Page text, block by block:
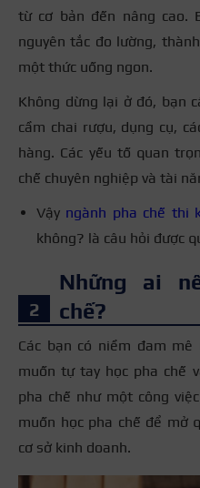
từ cơ bản đến nâng cao.
nguyên tắc đo lường,
một thức uống ngon.
Không dừng lại ở đó, bạn
cầm chai rượu, dụng cụ,
hàng. Các yếu tố quan
chế chuyên nghiệp và tài
Vậy ngành pha chế thi
không? là câu hỏi được
Những ai
chế?
Các bạn có niềm đam
muốn tự tay học pha chế
pha chế như một công
muốn học pha chế để mở
cơ sở kinh doanh.